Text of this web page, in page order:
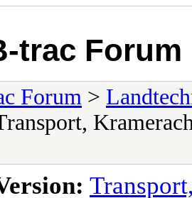
trac Forum
Forum >